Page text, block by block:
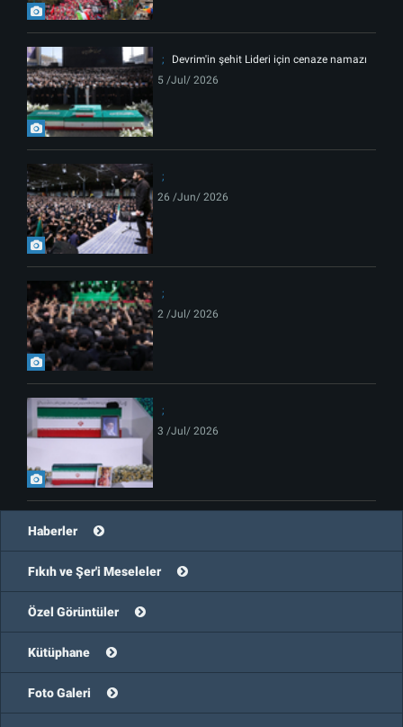
Devrim'in şehit Lideri için cenaze namazı
5 /Jul/ 2026
26 /Jun/ 2026
2 /Jul/ 2026
3 /Jul/ 2026
Haberler
Fıkıh ve Şer'i Meseleler
Özel Görüntüler
Kütüphane
Foto Galeri